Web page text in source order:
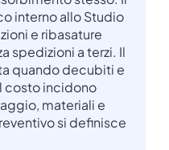
interno allo Studio
e ribasature
spedizioni a terzi. Il
quando decubiti e
costo incidono
materiali e
si definisce